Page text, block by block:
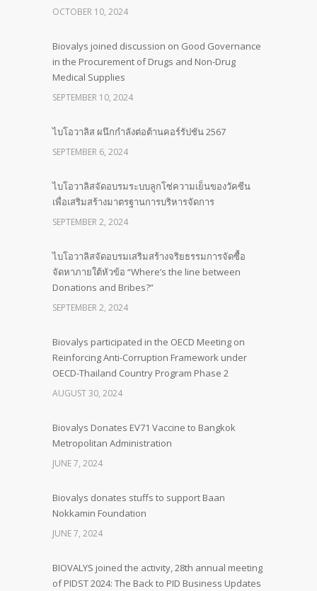
OCTOBER 10, 2024
Biovalys joined discussion on Good Governance
in the Procurement of Drugs and Non-Drug
Medical Supplies
SEPTEMBER 10, 2024
ไบโอวาลิส ผนึกกำลังต่อต้านคอร์รัปชัน 2567
SEPTEMBER 6, 2024
ไบโอวาลิสจัดอบรมระบบลูกโซ่ความเย็นของวัคซีน
เพื่อเสริมสร้างมาตรฐานการบริหารจัดการ
SEPTEMBER 2, 2024
ไบโอวาลิสจัดอบรมเสริมสร้างจริยธรรมการจัดซื้อ
จัดหาภายใต้หัวข้อ “Where’s the line between
Donations and Bribes?”
SEPTEMBER 2, 2024
Biovalys participated in the OECD Meeting on
Reinforcing Anti-Corruption Framework under
OECD-Thailand Country Program Phase 2
AUGUST 30, 2024
Biovalys Donates EV71 Vaccine to Bangkok
Metropolitan Administration
JUNE 7, 2024
Biovalys donates stuffs to support Baan
Nokkamin Foundation
JUNE 7, 2024
BIOVALYS joined the activity, 28th annual meeting
of PIDST 2024: The Back to PID Business Updates